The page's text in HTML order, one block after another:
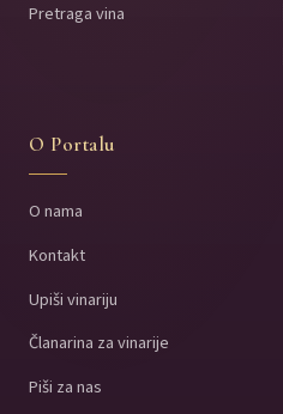
Pretraga vina
O Portalu
O nama
Kontakt
Upiši vinariju
Članarina za vinarije
Piši za nas